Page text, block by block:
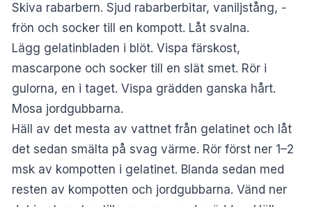
Skiva rabarbern. Sjud rabarberbitar, vaniljstång, -
frön och socker till en kompott. Låt svalna.
Lägg gelatinbladen i blöt. Vispa färskost,
mascarpone och socker till en slät smet. Rör i
gulorna, en i taget. Vispa grädden ganska hårt.
Mosa jordgubbarna.
Häll av det mesta av vattnet från gelatinet och låt
det sedan smälta på svag värme. Rör först ner 1–2
msk av kompotten i gelatinet. Blanda sedan med
resten av kompotten och jordgubbarna. Vänd ner